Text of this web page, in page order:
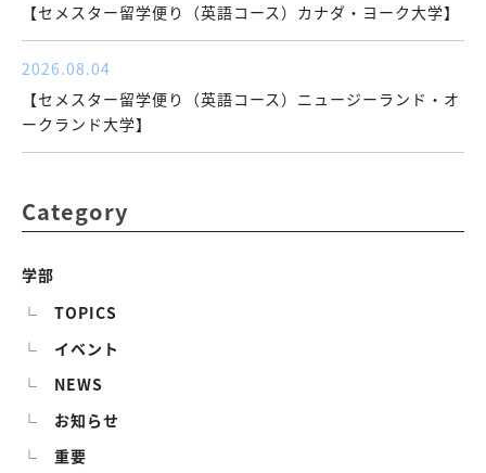
【セメスター留学便り（英語コース）カナダ・ヨーク大学】
2026.08.04
【セメスター留学便り（英語コース）ニュージーランド・オ
ークランド大学】
Category
学部
TOPICS
イベント
NEWS
お知らせ
重要